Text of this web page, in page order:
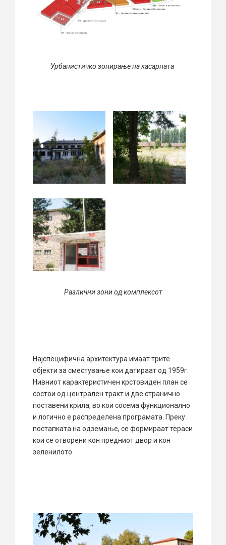
Урбанистичко зонирање на касарната
Различни зони од комплексот
Најспецифична архитектура имаат трите
објекти за сместување кои датираат од 1959г.
Нивниот карактеристичен крстовиден план се
состои од централен тракт и две странично
поставени крила, во кои сосема функционално
и логично е распределена програмата. Преку
постапката на одземање, се формираат тераси
кои се отворени кон предниот двор и кон
зеленилото.